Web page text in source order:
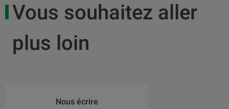
Vous souhaitez aller
plus loin
Nous écrire